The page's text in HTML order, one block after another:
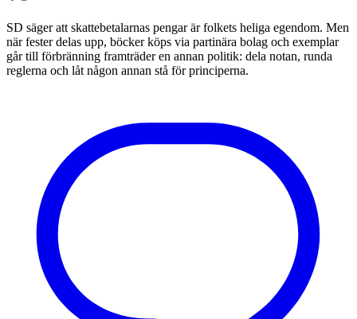
SD säger att skattebetalarnas pengar är folkets heliga egendom. Men
när fester delas upp, böcker köps via partinära bolag och exemplar
går till förbränning framträder en annan politik: dela notan, runda
reglerna och låt någon annan stå för principerna.